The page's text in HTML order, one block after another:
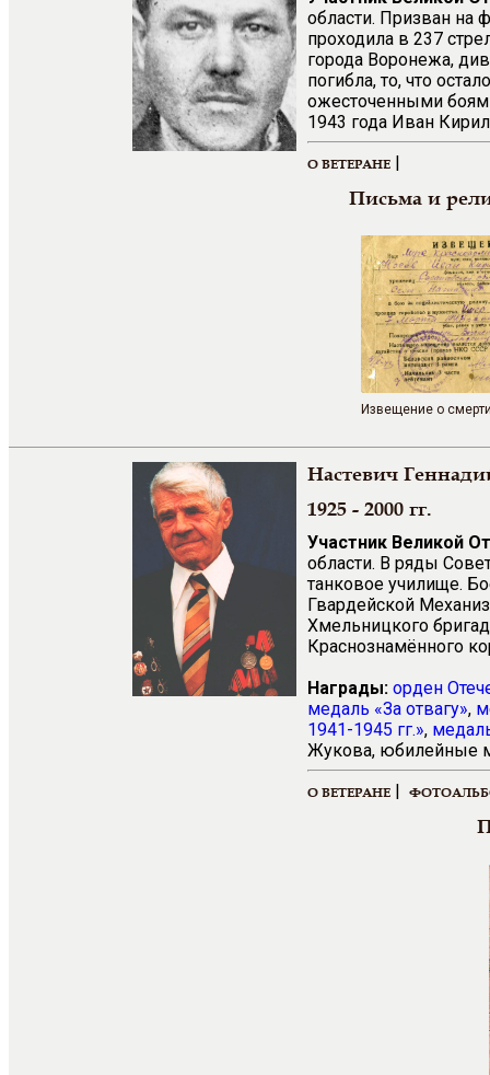
области. Призван на
проходила в 237
города Воронежа,
погибла, то, что
ожесточенными
1943 года Иван
О ВЕТЕРАНЕ |
Письма и
Извещение о
Настевич
1925 - 2000 гг.
Участник Великой
области. В ряды
танковое училище.
Гвардейской
Хмельницкого
Краснознамённого
Награды: орден
медаль «За отвагу»,
1941-1945 гг.»,
Жукова, юбилейные
О ВЕТЕРАНЕ |